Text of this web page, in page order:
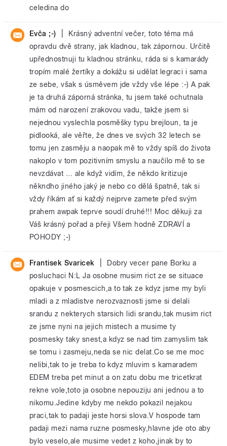
celedina do
Evča ;-)
Krásný adventní večer, toto téma má
opravdu dvě strany, jak kladnou, tak zápornou. Určitě
upřednostnuji tu kladnou stránku, ráda si s kamarády
tropím malé žertíky a dokážu si udělat legraci i sama
ze sebe, však s úsměvem jde vždy vše lépe :-) A pak
je ta druhá záporná stránka, tu jsem také ochutnala
mám od narození zrakovou vadu, takže jsem si
nejednou vyslechla posměšky typu brejloun, ta je
pidlooká, ale věřte, že dnes ve svých 32 letech se
tomu jen zasměju a naopak mě to vždy spíš do života
nakoplo v tom pozitivním smyslu a naučílo mě to se
nevzdávat ... ale když vidím, že někdo kritizuje
někndho jiného jaký je nebo co dělá špatně, tak si
vždy říkám ať si každý nejprve zamete před svým
prahem awpak teprve soudí druhé!!! Moc děkuji za
Váš krásný pořad a přeji Všem hodně ZDRAVÍ a
POHODY ;-)
Frantisek Svaricek
Dobry vecer pane Borku a
posluchaci N:L Ja osobne musim rict ze se situace
opakuje v posmescich,a to tak ze kdyz jsme my byli
mladi a z mladistve nerozvaznosti jsme si delali
srandu z nekterych starsich lidi srandu,tak musim rict
ze jsme nyni na jejich mistech a musime ty
posmesky taky snest,a kdyz se nad tim zamyslim tak
se tomu i zasmeju,neda se nic delat.Co se me moc
nelibi,tak to je treba to kdyz mluvim s kamaradem
EDEM treba pet minut a on zatu dobu me tricetkrat
rekne vole,toto ja osobne nepouziju ani jednou a to
nikomu.Jedine kdyby me nekdo pokazil nejakou
praci,tak to padaji jeste horsi slova.V hospode tam
padaji mezi nama ruzne posmesky,hlavne jde oto aby
bylo veselo,ale musime vedet z koho,jinak by to